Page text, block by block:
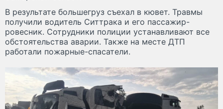
В результате большегруз съехал в кювет. Травмы
получили водитель Ситтрака и его пассажир-
ровесник. Сотрудники полиции устанавливают все
обстоятельства аварии. Также на месте ДТП
работали пожарные-спасатели.